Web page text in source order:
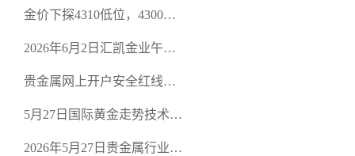
金价下探4310低位，4300关
2026年6月2日汇凯金业午盘
空头清算算法如何布防？
贵金属网上开户安全红线：
恶意洗盘陷阱
5月27日国际黄金走势技术盘
规黄金平台全方位行情解析
2026年5月27日贵金属行业新